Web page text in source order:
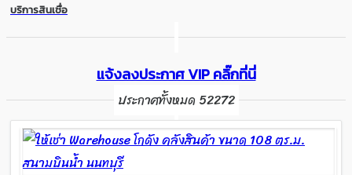
บริการสินเชื่อ
แจ้งลงประกาศ VIP คลิ๊กที่นี่
ประกาศทั้งหมด 52272